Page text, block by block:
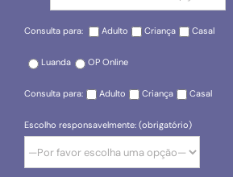
Consulta para: Adulto Criança Casal
Luanda OP Online
Consulta para: Adulto Criança Casal
Escolho responsavelmente: (obrigatório)